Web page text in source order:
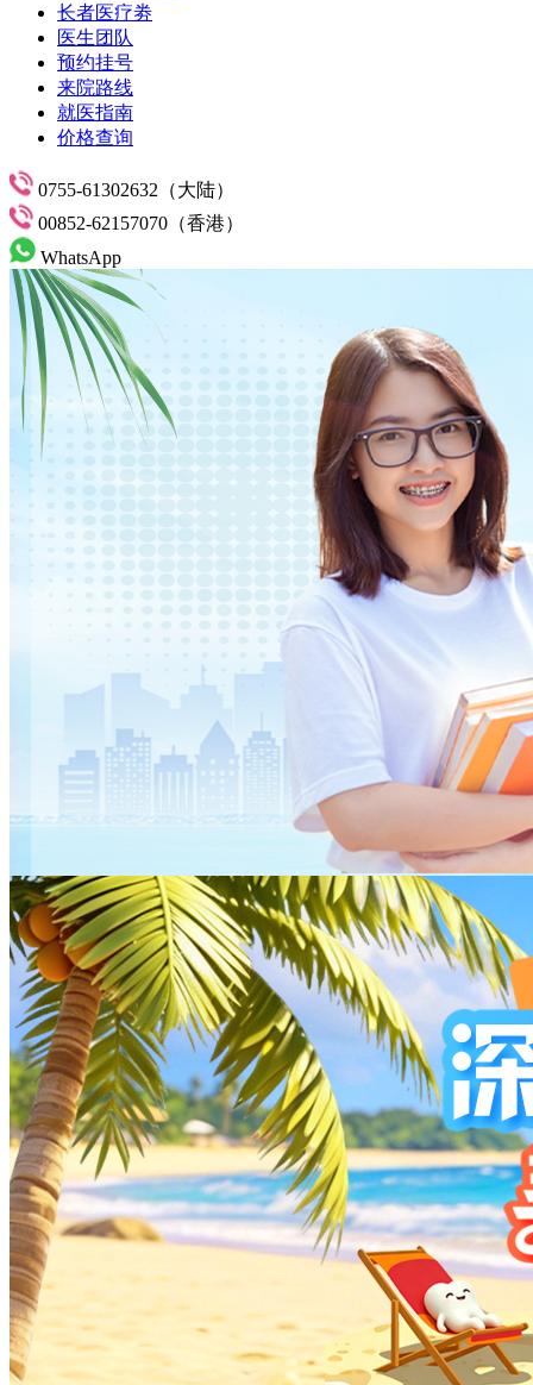
长者医疗劵
医生团队
预约挂号
来院路线
就医指南
价格查询
0755-61302632（大陆）
00852-62157070（香港）
WhatsApp